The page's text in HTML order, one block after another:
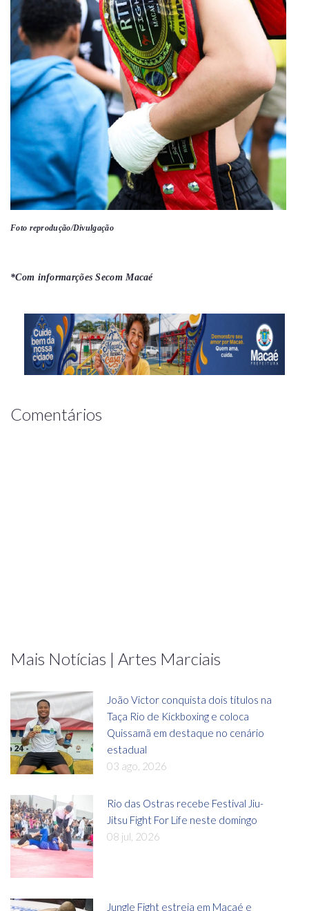
Foto reprodução/Divulgação
*Com informarções Secom Macaé
Comentários
Mais Notícias | Artes Marciais
João Victor conquista dois títulos na
Taça Rio de Kickboxing e coloca
Quissamã em destaque no cenário
estadual
03 ago, 2026
Rio das Ostras recebe Festival Jiu-
Jitsu Fight For Life neste domingo
08 jul, 2026
Jungle Fight estreia em Macaé e